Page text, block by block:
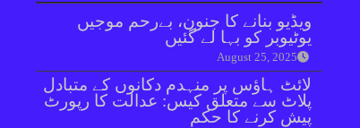
ویڈیو بنانے کا جنون، بےرحم موجیں
یوٹیوبر کو بہا لے گئیں
August 25, 2025
لائٹ ہاؤس پر منہدم دکانوں کے متبادل
پلاٹ سے متعلق کیس: عدالت کا رپورٹ
پیش کرنے کا حکم